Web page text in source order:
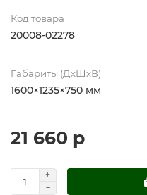
Код товара
20008-02278
Габариты (ДхШхВ)
1600×1235×750 мм
21 660 р